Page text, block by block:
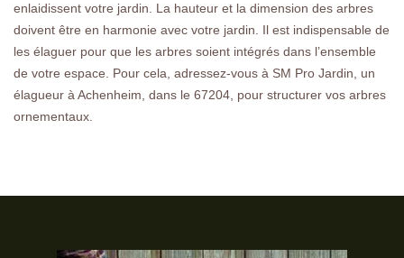
enlaidissent votre jardin. La hauteur et la dimension des arbres
doivent être en harmonie avec votre jardin. Il est indispensable de
les élaguer pour que les arbres soient intégrés dans l’ensemble
de votre espace. Pour cela, adressez-vous à SM Pro Jardin, un
élagueur à Achenheim, dans le 67204, pour structurer vos arbres
ornementaux.